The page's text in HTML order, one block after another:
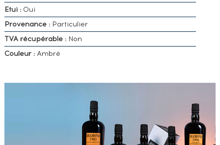
Etui :Oui
Provenance :Particulier
TVA récupérable :Non
Couleur :Ambré
POSSÉDEZ
SPIRITUEUX
IDENTIQUE